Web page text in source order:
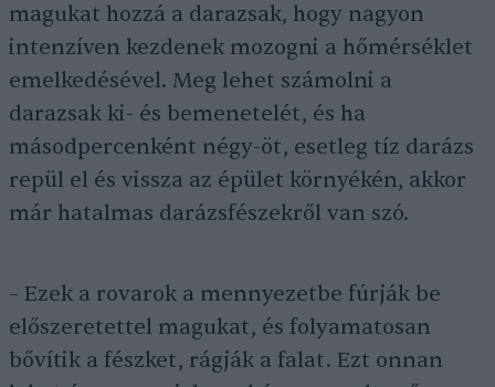
magukat hozzá a darazsak, hogy nagyon
intenzíven kezdenek mozogni a hőmérséklet
emelkedésével. Meg lehet számolni a
darazsak ki- és bemenetelét, és ha
másodpercenként négy-öt, esetleg tíz darázs
repül el és vissza az épület környékén, akkor
már hatalmas darázsfészekről van szó.
– Ezek a rovarok a mennyezetbe fúrják be
előszeretettel magukat, és folyamatosan
bővítik a fészket, rágják a falat. Ezt onnan